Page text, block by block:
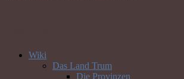
Wiki
Das Land Trum
Die Provinzen